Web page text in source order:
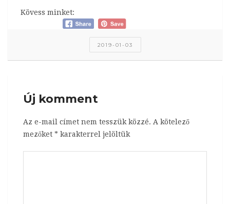
Kövess minket:
2019-01-03
Új komment
Az e-mail címet nem tesszük közzé. A kötelező
mezőket * karakterrel jelöltük